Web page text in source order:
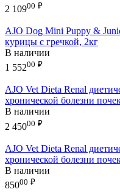
2 10900 ₽
AJO Dog Mini Puppy &
курицы с гречкой, 2кг
В наличии
1 55200 ₽
AJO Vet Dieta Renal
хронической болезни
В наличии
2 45000 ₽
AJO Vet Dieta Renal
хронической болезни
В наличии
85000 ₽